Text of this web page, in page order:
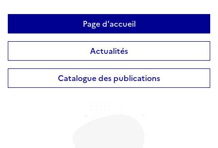
Page d'accueil
Actualités
Catalogue des publications